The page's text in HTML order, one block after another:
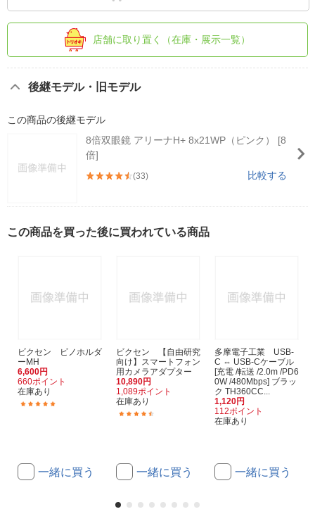
店舗に取り置く（在庫・展示一覧）
後継モデル・旧モデル
この商品の後継モデル
8倍双眼鏡 アリーナH+ 8x21WP（ピンク） [8
倍]
(33) 比較する
この商品を買った後に買われている商品
ビクセン ビノホルダ
ーMH
6,600円
660ポイント
在庫あり
一緒に買う
ビクセン 【自由研究
向け】スマートフォン
用カメラアダプター
10,890円
1,089ポイント
在庫あり
一緒に買う
多摩電子工業 USB-
C ⇔ USB-Cケーブル
[充電 /転送 /2.0m /PD6
0W /480Mbps] ブラッ
ク TH360CC...
1,120円
112ポイント
在庫あり
一緒に買う